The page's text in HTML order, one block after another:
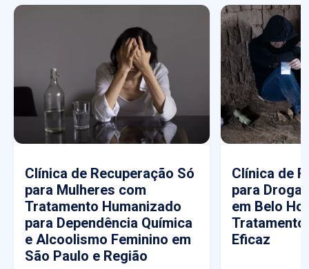
Clínica de Recuperação Só
para Mulheres com
Tratamento Humanizado
para Dependência Química
e Alcoolismo Feminino em
São Paulo e Região
Clínica de
para
em Belo
Tratamento
Eficaz